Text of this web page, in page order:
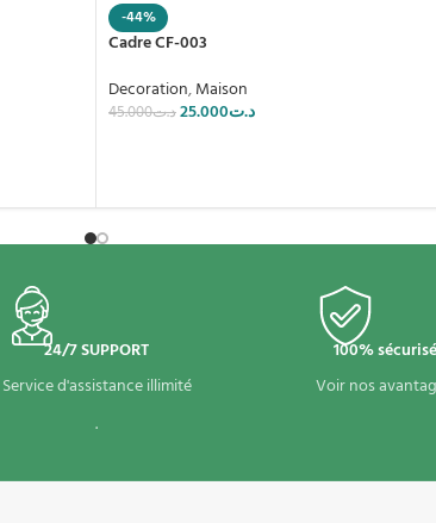
-44%
Cadre CF-003
Decoration,Maison
د.ت45.000 د.ت25.000
24/7 SUPPORT
Service d'assistance illimité
.
100% sécurisé
Voir nos